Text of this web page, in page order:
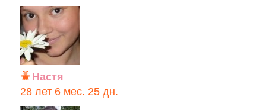
Настя
28 лет 6 мес. 25 дн.